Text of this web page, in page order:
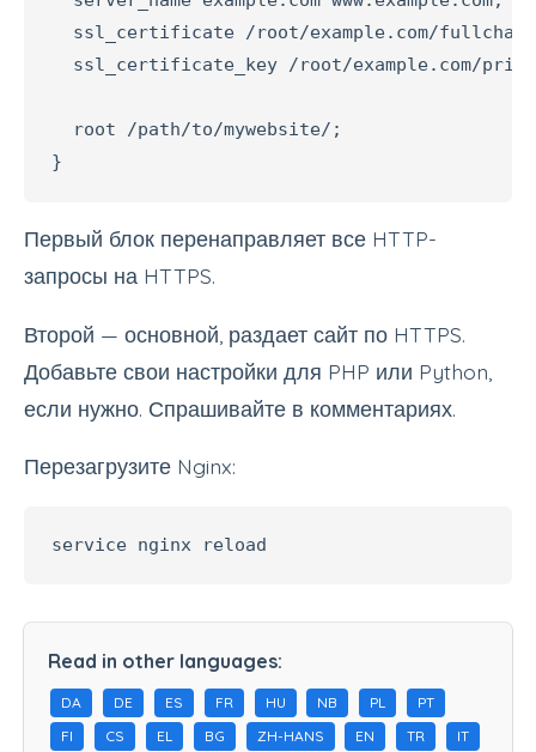
ssl_certificate /root/example.com/
ssl_certificate_key /root/example.com/
  root /path/to/mywebsite/;
}
Первый блок перенаправляет все HTTP-
запросы на HTTPS.
Второй — основной, раздает сайт по HTTPS.
Добавьте свои настройки для PHP или Python,
если нужно. Спрашивайте в комментариях.
Перезагрузите Nginx:
service nginx reload
Read in other languages:
DA DE ES FR HU NB PL
PT
FI
CS EL BG ZH-HANS EN TR
IT